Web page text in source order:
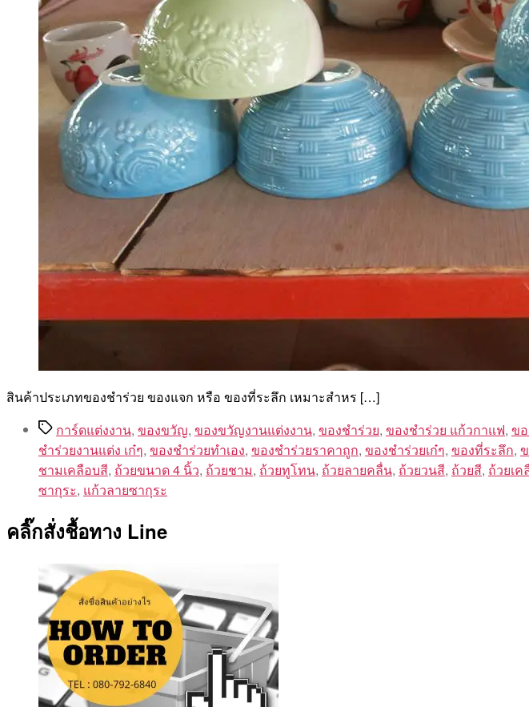
สินค้าประเภทของชำร่วย ของแจก หรือ ของที่ระลึก เหมาะสำหร […]
Tagsการ์ดแต่งงาน, ของขวัญ, ของขวัญงานแต่งงาน, ของชำร่วย, ของชำร่วย แก้วกาแฟ, ข
ชําร่วยงานแต่ง เก๋ๆ, ของชําร่วยทําเอง, ของชําร่วยราคาถูก, ของชําร่วยเก๋ๆ, ของที่ระลึก,
ชามเคลือบสี, ถ้วยขนาด 4 นิ้ว, ถ้วยชาม, ถ้วยทูโทน, ถ้วยลายคลื่น, ถ้วยวนสี, ถ้วยสี, ถ้วยเ
ซากุระ, แก้วลายซากุระ
คลิ๊กสั่งชื้อทาง Line